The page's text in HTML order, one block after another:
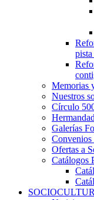
Memorias
Nuestros
Círculo
Galerías
Ofertas a
Catálogos